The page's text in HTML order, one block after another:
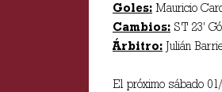
Goles: Mauricio
Cambios: ST 23’
Árbitro: Julián
El próximo sábado